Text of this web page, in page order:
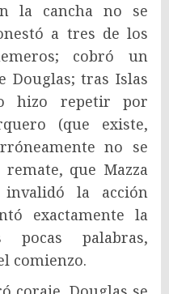
la cancha no se
a tres de los
cobró un
Douglas; tras Islas
hizo repetir por
(que existe,
no se
que Mazza
la acción
exactamente la
pocas palabras,
comienzo.